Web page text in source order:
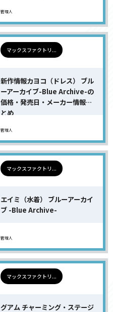
管理人
マックスファクトリ...
新作情報カヨコ（ドレス） ブル
ーアーカイブ-Blue Archive-の
価格・発売日・メーカー情報ま
とめ
管理人
マックスファクトリ...
エイミ（水着） ブルーアーカイ
ブ -Blue Archive-
管理人
マックスファクトリ...
グアム チャーミング・ステージ